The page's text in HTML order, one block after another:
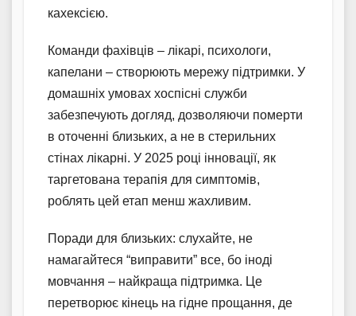
кахексією.
Команди фахівців – лікарі, психологи,
капелани – створюють мережу підтримки. У
домашніх умовах хоспісні служби
забезпечують догляд, дозволяючи померти
в оточенні близьких, а не в стерильних
стінах лікарні. У 2025 році інновації, як
таргетована терапія для симптомів,
роблять цей етап менш жахливим.
Поради для близьких: слухайте, не
намагайтеся “виправити” все, бо іноді
мовчання – найкраща підтримка. Це
перетворює кінець на гідне прощання, де